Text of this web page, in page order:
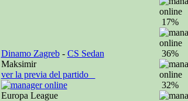
Dinamo Zagreb- CS Sedan
Maksimir
ver la previa del partido
Europa League
17%
36%
32%